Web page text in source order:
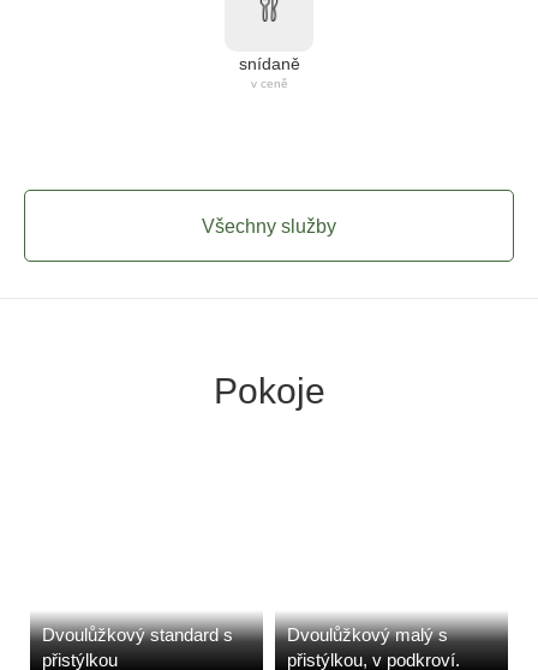
snídaně
v ceně
Všechny služby
Pokoje
Dvoulůžkový standard s
přistýlkou
Dvoulůžkový malý s
přistýlkou, v podkroví.